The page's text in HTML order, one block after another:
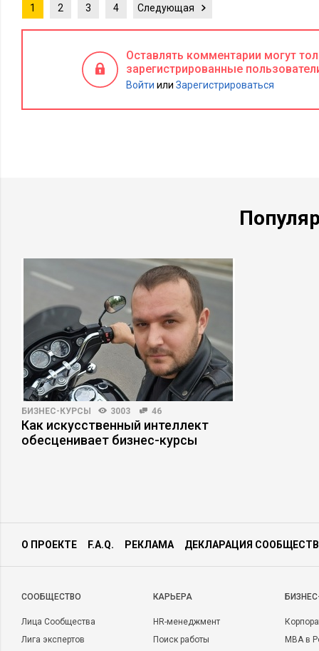
1 2 3 4 Следующая
Оставлять комментарии могут
зарегистрированные
Войти или Зарегистрироваться
БИЗНЕС-КУРСЫ 3003 46
Как искусственный интеллект
обесценивает бизнес-курсы
О ПРОЕКТЕ F.A.Q. РЕКЛАМА ДЕКЛАРАЦИЯ
CООБЩЕСТВО
Лица Сообщества
Лига экспертов
КАРЬЕРА
HR-менеджмент
Поиск работы
MBA в